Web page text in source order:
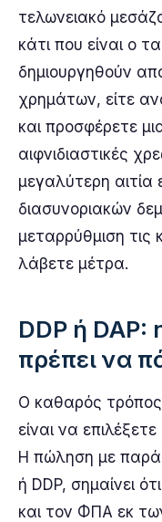
τελωνειακό
κάτι που είναι ο
δημιουργηθούν
χρημάτων, είτε
και προσφέρετε
αιφνιδιαστικές
μεγαλύτερη αιτία
διασυνοριακών
μεταρρύθμιση τις
λάβετε μέτρα.
DDP ή
πρέπει να
Ο καθαρός
είναι να
Η πώληση με
ή DDP, σημαίνει
και τον ΦΠΑ εκ